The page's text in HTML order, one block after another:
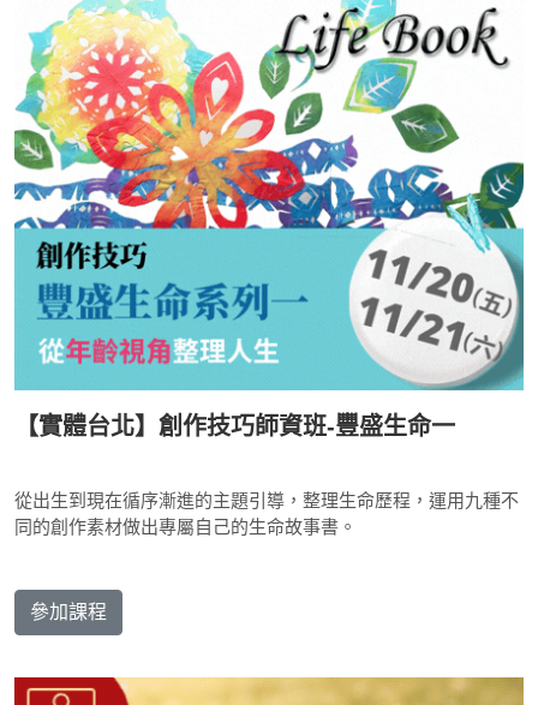
【實體台北】創作技巧師資班-豐盛生命一
從出生到現在循序漸進的主題引導，整理生命歷程，運用九種不
同的創作素材做出專屬自己的生命故事書。
參加課程